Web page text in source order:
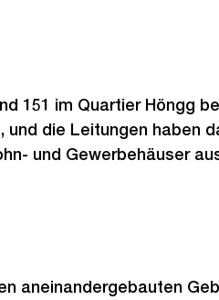
151 im Quartier Höngg
die Leitungen haben
und Gewerbehäuser
aneinandergebauten